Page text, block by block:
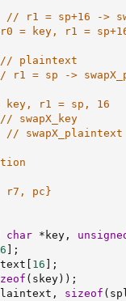
// r1 = sp+16 ->
= key, r1 =
plaintext
r1 = sp ->
key, r1 = sp, 16
swapX_key
// swapX_plaintext
r7, pc}
char * key ,
;
16
;
( skey ) ) ;
, sizeof (